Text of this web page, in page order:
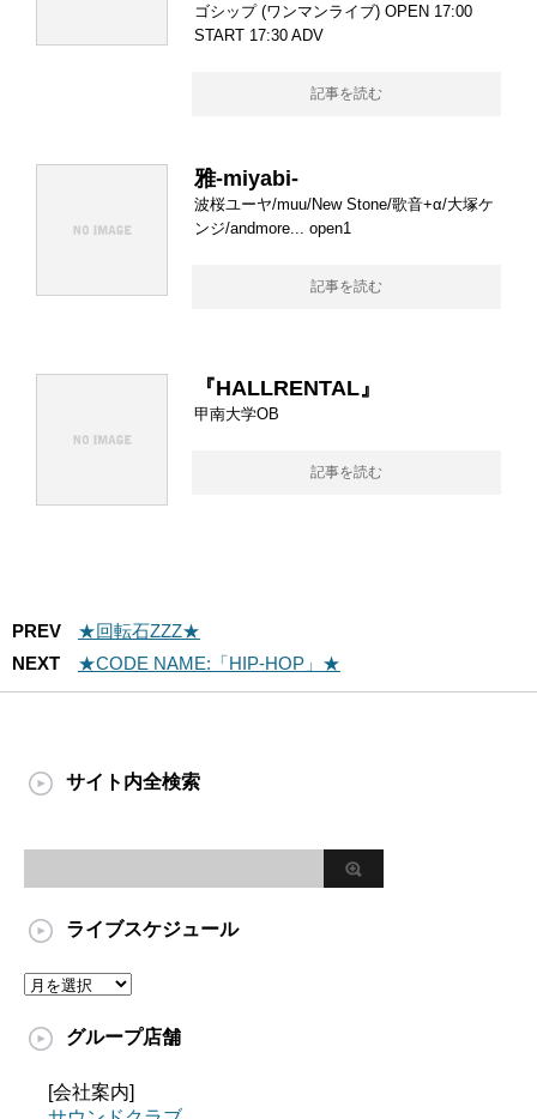
ゴシップ (ワンマンライブ) OPEN 17:00
START 17:30 ADV
記事を読む
雅-miyabi-
波桜ユーヤ/muu/New Stone/歌音+α/大塚ケ
ンジ/andmore... open1
記事を読む
『HALLRENTAL』
甲南大学OB
記事を読む
PREV
★回転石ZZZ★
NEXT
★CODE NAME:「HIP-HOP」★
サイト内全検索
ライブスケジュール
グループ店舗
[会社案内]